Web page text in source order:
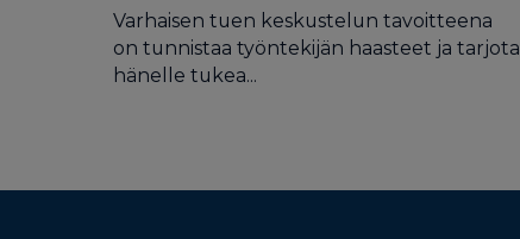
Varhaisen tuen keskustelun tavoitteena
on tunnistaa työntekijän haasteet ja tarjota
hänelle tukea...